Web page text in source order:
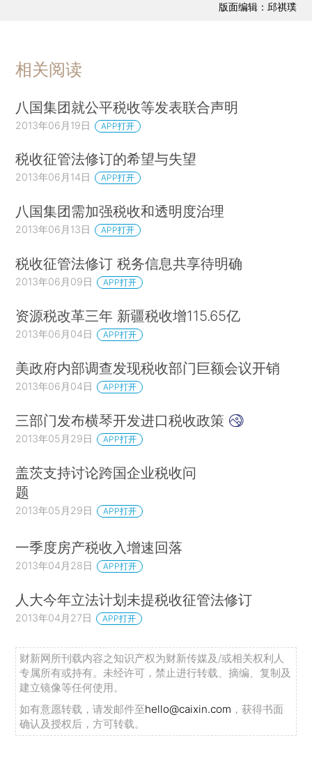
版面编辑：邱祺璞
相关阅读
八国集团就公平税收等发表联合声明
2013年06月19日 APP打开
税收征管法修订的希望与失望
2013年06月14日 APP打开
八国集团需加强税收和透明度治理
2013年06月13日 APP打开
税收征管法修订 税务信息共享待明确
2013年06月09日 APP打开
资源税改革三年 新疆税收增115.65亿
2013年06月04日 APP打开
美政府内部调查发现税收部门巨额会议开销
2013年06月04日 APP打开
三部门发布横琴开发进口税收政策
2013年05月29日 APP打开
盖茨支持讨论跨国企业税收问
题
2013年05月29日 APP打开
一季度房产税收入增速回落
2013年04月28日 APP打开
人大今年立法计划未提税收征管法修订
2013年04月27日 APP打开
财新网所刊载内容之知识产权为财新传媒及/或相关权利人
专属所有或持有。未经许可，禁止进行转载、摘编、复制及
建立镜像等任何使用。
如有意愿转载，请发邮件至hello@caixin.com ，获得书面
确认及授权后，方可转载。